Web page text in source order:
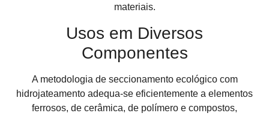
materiais.
Usos em Diversos
Componentes
A metodologia de seccionamento ecológico com
hidrojateamento adequa-se eficientemente a elementos
ferrosos, de cerâmica, de polímero e compostos,